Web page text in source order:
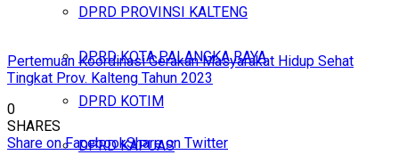
DPRD PROVINSI KALTENG
DPRD KOTA PALANGKA RAYA
DPRD KOTIM
DPRD KAPUAS
Pertemuan Koordinasi Gerakan Masyarakat Hidup Sehat
Tingkat Prov. Kalteng Tahun 2023
0
SHARES
Share on FacebookShare on Twitter